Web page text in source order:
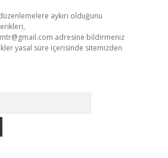
aykırı olduğunu
adresine bildirmeniz
yasal süre içerisinde sitemizden